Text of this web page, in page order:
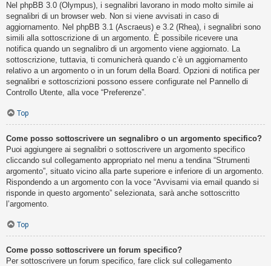
Nel phpBB 3.0 (Olympus), i segnalibri lavorano in modo molto simile ai
segnalibri di un browser web. Non si viene avvisati in caso di
aggiornamento. Nel phpBB 3.1 (Ascraeus) e 3.2 (Rhea), i segnalibri sono
simili alla sottoscrizione di un argomento. È possibile ricevere una
notifica quando un segnalibro di un argomento viene aggiornato. La
sottoscrizione, tuttavia, ti comunicherà quando c’è un aggiornamento
relativo a un argomento o in un forum della Board. Opzioni di notifica per
segnalibri e sottoscrizioni possono essere configurate nel Pannello di
Controllo Utente, alla voce “Preferenze”.
Top
Come posso sottoscrivere un segnalibro o un argomento specifico?
Puoi aggiungere ai segnalibri o sottoscrivere un argomento specifico
cliccando sul collegamento appropriato nel menu a tendina “Strumenti
argomento”, situato vicino alla parte superiore e inferiore di un argomento.
Rispondendo a un argomento con la voce “Avvisami via email quando si
risponde in questo argomento” selezionata, sarà anche sottoscritto
l’argomento.
Top
Come posso sottoscrivere un forum specifico?
Per sottoscrivere un forum specifico, fare click sul collegamento